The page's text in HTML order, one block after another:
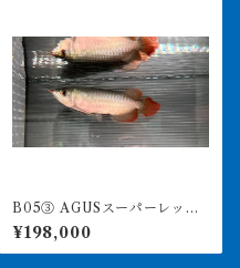
B05③ AGUSスーパーレッド
F4 18㎝前後 PT.ARWANA
LESTARI アジアアロワナ 紅
龍 260-005135
¥198,000